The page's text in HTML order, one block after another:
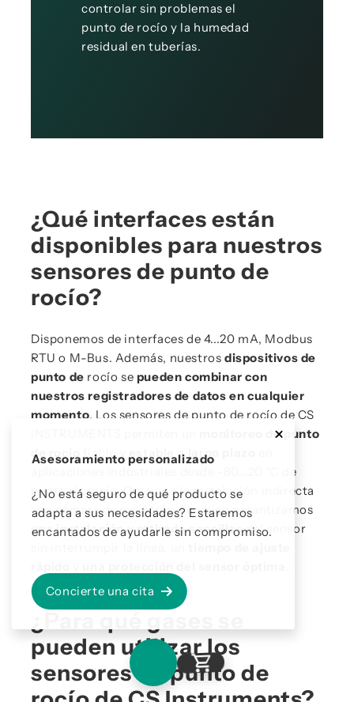
controlar sin problemas el
punto de rocío y la humedad
residual en tuberías.
¿Qué interfaces están
disponibles para nuestros
sensores de punto de
rocío?
Disponemos de interfaces de 4...20 mA, Modbus
RTU o M-Bus. Además, nuestrosdispositivos de
punto de rocío se pueden combinar con
nuestros registradores de datos en cualquier
momento. Los sensores de punto de rocío de CS
monitoreo de punto
de rocío
fiable y estable a largo plazo
aplicaciones industriales desde -80...20 °C de
punto de rocío. Gracias a la instalación indirecta
con cámara de medición, también garantizamos
una instalación y retirada sencillasdel sensor
pueden utilizar los
sensores de punto de
Asesoramiento personalizado
¿No está seguro de qué producto se
adapta a sus necesidades? Estaremos
encantados de ayudarle sin compromiso.
Concierte una cita